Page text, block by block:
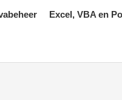
Excel, VBA en